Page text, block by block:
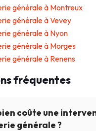
générale à Montreux
générale à Vevey
générale à Nyon
générale à Morges
générale à Renens
fréquentes
coûte une
générale ?